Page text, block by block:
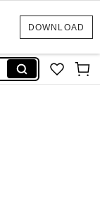
DOWNLOAD